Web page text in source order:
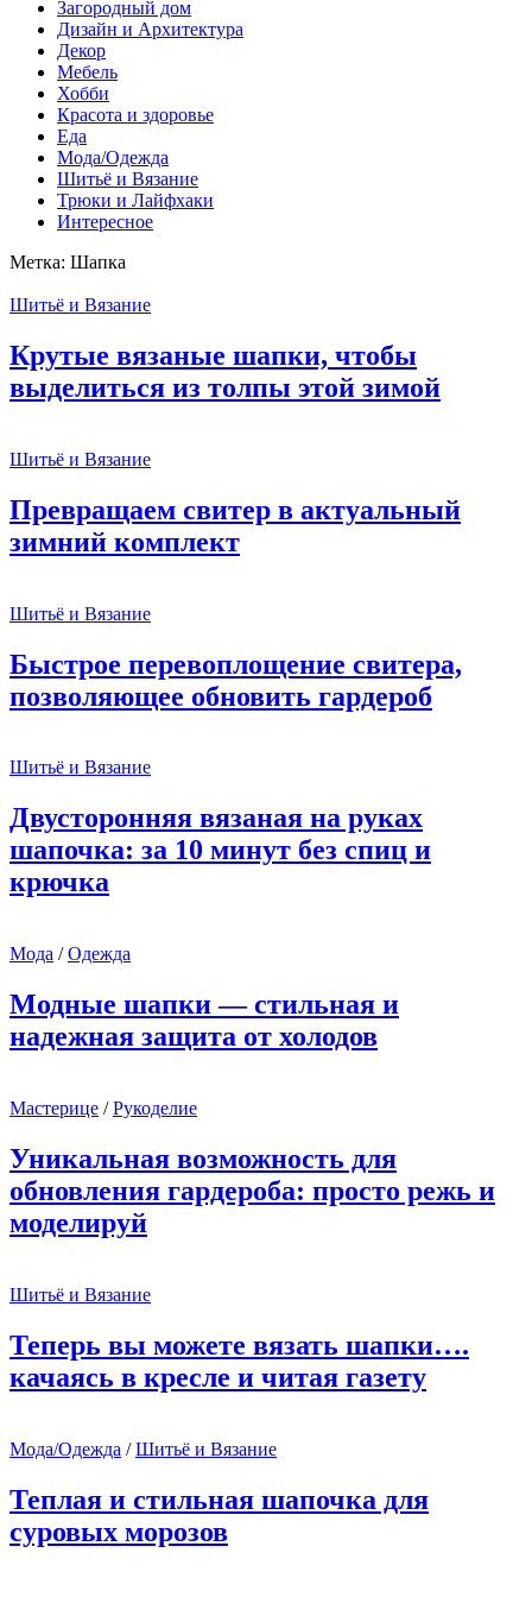
Загородный дом
Дизайн и Архитектура
Декор
Мебель
Хобби
Красота и здоровье
Еда
Мода/Одежда
Шитьё и Вязание
Трюки и Лайфхаки
Интересное
Метка: Шапка
Шитьё и Вязание
Крутые вязаные шапки, чтобы
выделиться из толпы этой зимой
Шитьё и Вязание
Превращаем свитер в актуальный
зимний комплект
Шитьё и Вязание
Быстрое перевоплощение свитера,
позволяющее обновить гардероб
Шитьё и Вязание
Двусторонняя вязаная на руках
шапочка: за 10 минут без спиц и
крючка
Мода /Одежда
Модные шапки — стильная и
надежная защита от холодов
Мастерице /Рукоделие
Уникальная возможность для
обновления гардероба: просто режь и
моделируй
Шитьё и Вязание
Теперь вы можете вязать шапки….
качаясь в кресле и читая газету
Мода/Одежда /Шитьё и Вязание
Теплая и стильная шапочка для
суровых морозов